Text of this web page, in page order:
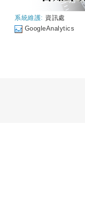
系統維護: 資訊處
GoogleAnalytics